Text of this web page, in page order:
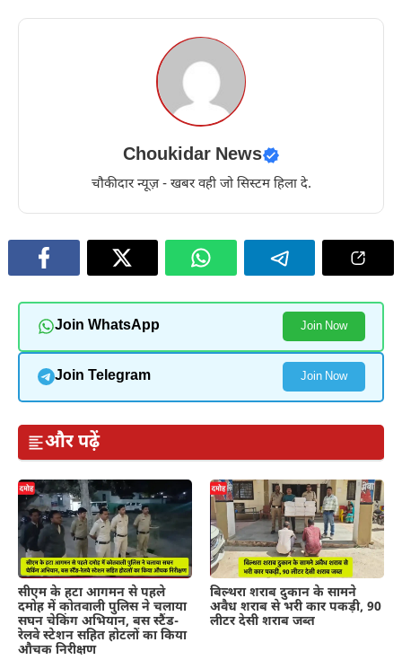
Choukidar News
चौकीदार न्यूज़ - खबर वही जो सिस्टम हिला दे.
Join WhatsApp Join Now
Join Telegram Join Now
और पढ़ें
सीएम के हटा आगमन से पहले
दमोह में कोतवाली पुलिस ने चलाया
सघन चेकिंग अभियान, बस स्टैंड-
रेलवे स्टेशन सहित होटलों का किया
औचक निरीक्षण
बिल्थरा शराब दुकान के सामने
अवैध शराब से भरी कार पकड़ी, 90
लीटर देसी शराब जब्त